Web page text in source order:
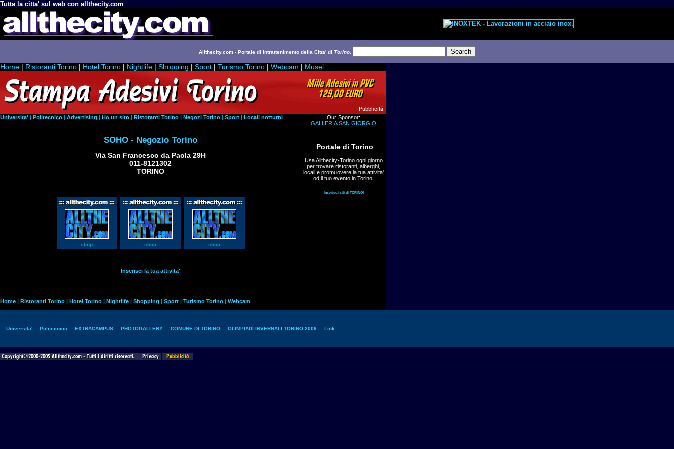
Tutta la citta' sul web con allthecity.com
Allthecity.com - Portale di intrattenimento della Citta' di Torino
Home | Ristoranti Torino | Hotel Torino | Nightlife | Shopping | Sport | Turismo Torino | Webcam | Musei
Universita' | Politecnico | Advertising | Ho un sito | Ristoranti Torino | Negozi Torino | Sport | Locali notturni
Our Sponsor:
GALLERIA SAN GIORGIO
Portale di Torino
Usa Allthecity-Torino ogni giorno
per trovare ristoranti, alberghi,
locali e promuovere la tua attivita'
od il tuo evento in Torino!
Inserisci siti di TORINO!
SOHO - Negozio Torino
Via San Francesco da Paola 29H
011-8121302
TORINO
::: shop ::: ::: shop ::: ::: shop :::
Inserisci la tua attivita'
Home | Ristoranti Torino | Hotel Torino | Nightlife | Shopping | Sport | Turismo Torino | Webcam
::: Universita' ::: Politecnico ::: EXTRACAMPUS ::: PHOTOGALLERY ::: COMUNE DI TORINO ::: OLIMPIADI INVERNALI TORINO 2006 ::: Link